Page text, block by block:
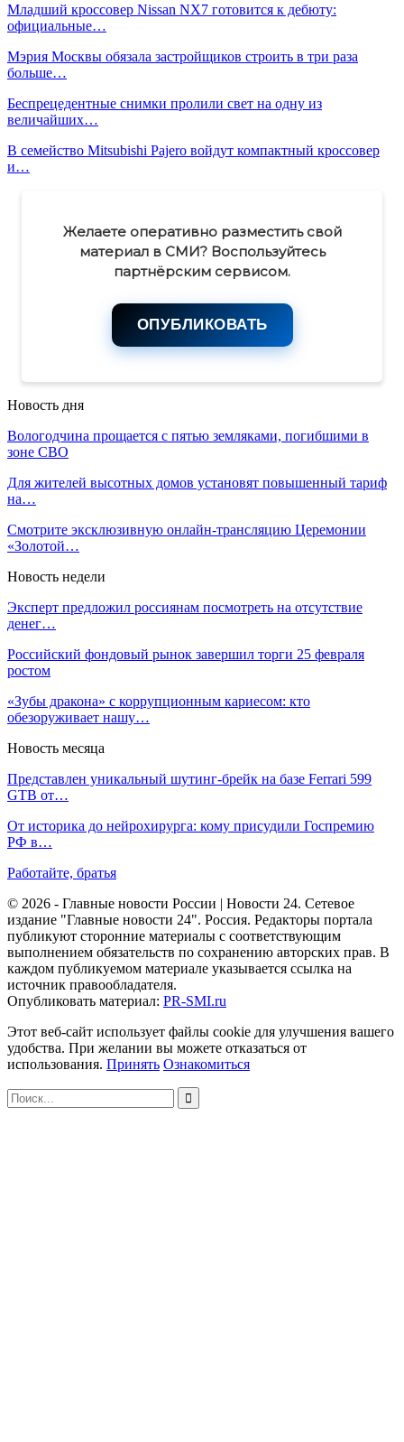
Младший кроссовер Nissan NX7 готовится к дебюту:
официальные…
Мэрия Москвы обязала застройщиков строить в три раза
больше…
Беспрецедентные снимки пролили свет на одну из
величайших…
В семейство Mitsubishi Pajero войдут компактный кроссовер
и…
Желаете оперативно разместить свой
материал в СМИ? Воспользуйтесь
партнёрским сервисом.
ОПУБЛИКОВАТЬ
Новость дня
Вологодчина прощается с пятью земляками, погибшими в
зоне СВО
Для жителей высотных домов установят повышенный тариф
на…
Смотрите эксклюзивную онлайн-трансляцию Церемонии
«Золотой…
Новость недели
Эксперт предложил россиянам посмотреть на отсутствие
денег…
Российский фондовый рынок завершил торги 25 февраля
ростом
«Зубы дракона» с коррупционным кариесом: кто
обезоруживает нашу…
Новость месяца
Представлен уникальный шутинг-брейк на базе Ferrari 599
GTB от…
От историка до нейрохирурга: кому присудили Госпремию
РФ в…
Работайте, братья
© 2026 - Главные новости России | Новости 24. Сетевое
издание "Главные новости 24". Россия. Редакторы портала
публикуют сторонние материалы с соответствующим
выполнением обязательств по сохранению авторских прав. В
каждом публикуемом материале указывается ссылка на
источник правообладателя.
Опубликовать материал: PR-SMI.ru
Этот веб-сайт использует файлы cookie для улучшения вашего
удобства. При желании вы можете отказаться от
использования. Принять Ознакомиться